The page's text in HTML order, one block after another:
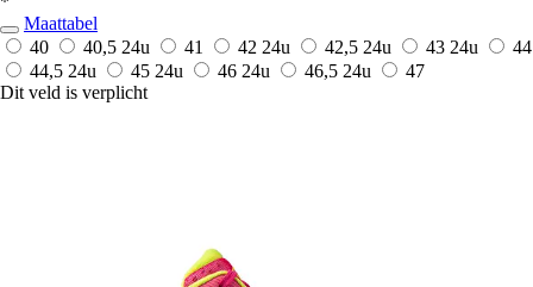
Maattabel
40
40,5 24u 41 42 24u 42,5 24u 43 24u
44
44,5 24u 45 24u 46 24u 46,5 24u
47
Dit veld is verplicht